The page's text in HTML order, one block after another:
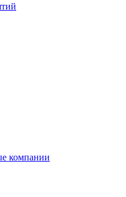
компании